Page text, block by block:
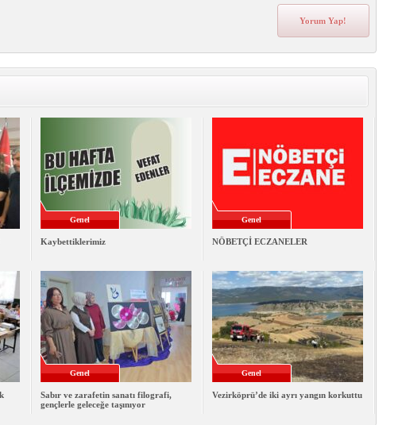
Genel
Kaybettiklerimiz
Genel
NÖBETÇİ ECZANELER
Genel
Sabır ve zarafetin sanatı filografi,
gençlerle geleceğe taşınıyor
Genel
Vezirköprü’de iki ayrı yangın korkuttu